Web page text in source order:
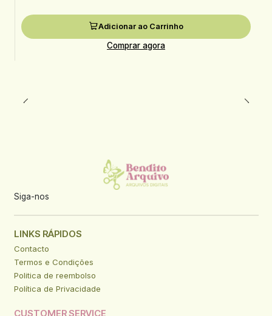
Adicionar ao Carrinho
Comprar agora
Siga-nos
LINKS RÁPIDOS
Contacto
Termos e Condições
Politica de reembolso
Política de Privacidade
CUSTOMER SERVICE